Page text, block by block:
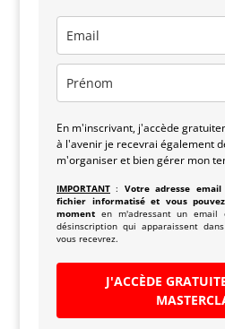
En m'inscrivant, j'accède
à l'avenir je recevrai également
m'organiser et bien gérer mon
IMPORTANT: Votre adresse
fichier informatisé et vous
momenten m'adressant un email
désinscription qui apparaissent
vous recevrez.
J'ACCÈDE